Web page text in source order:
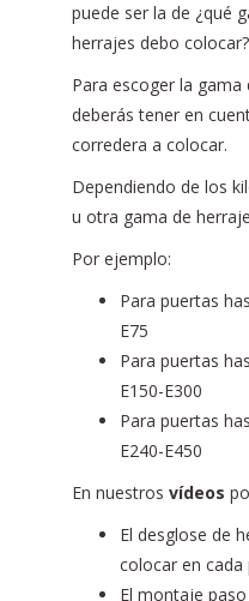
puede ser la de ¿qué
herrajes debo colocar?
Para escoger la
deberás tener en
corredera a colocar.
Dependiendo de los
u otra gama de
Por ejemplo:
Para puertas
E75
Para puertas
E150-E300
Para puertas
E240-E450
En nuestros vídeos
El desglose de
colocar en cada
El montaje